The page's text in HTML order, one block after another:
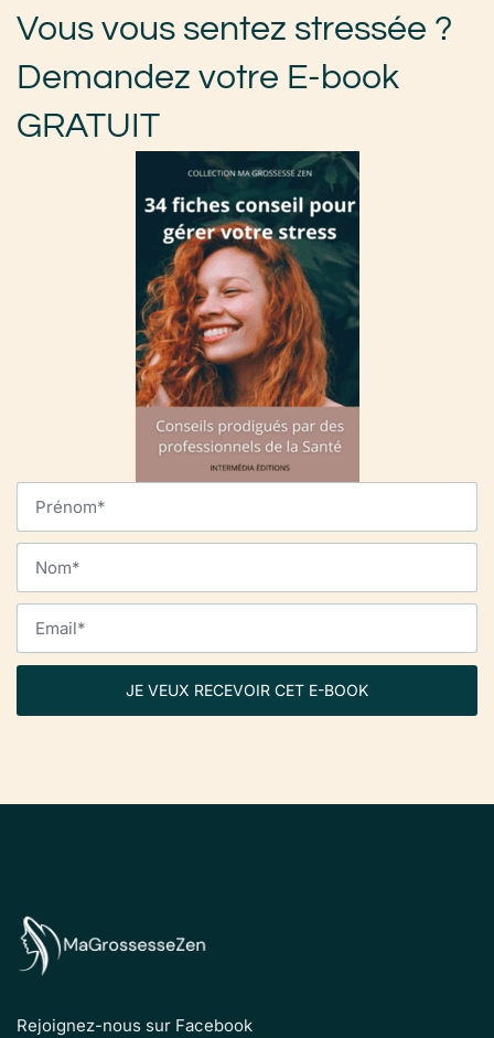
Vous vous sentez stressée ?
Demandez votre E-book
GRATUIT
JE VEUX RECEVOIR CET E-BOOK
Rejoignez-nous sur Facebook